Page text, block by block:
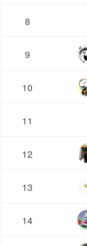
8
9
10
11
12
13
14